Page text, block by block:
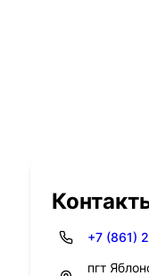
+7 (861)
пгт